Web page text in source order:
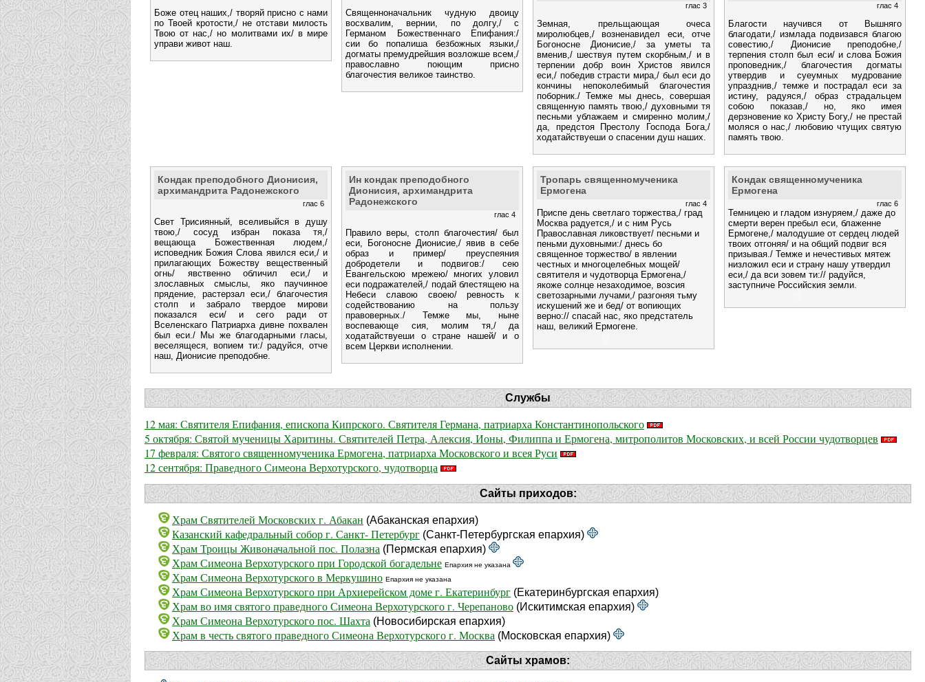
Боже отец наших,/ творяй присно с нами
по Твоей кротости,/ не отстави милость
Твою от нас,/ но молитвами их/ в мире
управи живот наш.
Священноначальник чудную двоицу
восхвалим, вернии, по долгу,/ с
Германом Божественнаго Епифания:/
сии бо попалиша безбожных языки,/
догматы премудрейшия возложше всем,/
православно поющим присно
благочестия великое таинство.
глас 3
Земная, прельщающая очеса
миролюбцев,/ возненавидел еси, отче
Богоносне Дионисие,/ за уметы та
вменив,/ шествуя путем скорбным,/ и в
терпении добр воин Христов явился
еси,/ победив страсти мира,/ был еси до
кончины непоколебимый благочестия
поборник./ Темже мы днесь, совершая
священную память твою,/ духовными тя
песньми ублажаем и смиренно молим,/
да, предстоя Престолу Господа Бога,/
ходатайствуеши о спасении душ наших.
глас 4
Благости научився от Вышняго
благодати,/ измлада подвизався благою
совестию,/ Дионисие преподобне,/
терпения столп был еси/ и слова Божия
проповедник,/ благочестия догматы
утвердив и суеумных мудрование
упразднив,/ темже и пострадал еси за
истину, радуяся,/ образ страдальцем
собою показав,/ но, яко имея
дерзновение ко Христу Богу,/ не престай
моляся о нас,/ любовию чтущих святую
память твою.
Кондак преподобного Дионисия,
архимандрита Радонежского
глас 6
Свет Трисиянный, вселивыйся в душу
твою,/ сосуд избран показа тя,/
вещающа Божественная людем,/
исповедник Божия Слова явился еси,/ и
прилагающих Божеству вещественный
огнь/ явственно обличил еси,/ и
злославных смыслы, яко паучинное
прядение, растерзал еси,/ благочестия
столп и забрало твердое мирови
показался еси/ и сего ради от
Вселенскаго Патриарха дивне похвален
был еси./ Мы же благодарными гласы,
веселящеся, вопием ти:/ радуйся, отче
наш, Дионисие преподобне.
Ин кондак преподобного
Дионисия, архимандрита
Радонежского
глас 4
Правило веры, столп благочестия/ был
еси, Богоносне Дионисие,/ явив в себе
образ и пример/ преуспеяния
добродетели и подвигов:/ сею
Евангельскою мрежею/ многих уловил
еси подражателей,/ подай блестящею на
Небеси славою своею/ ревность к
содействованию на пользу
правоверных./ Темже мы, ныне
воспевающе сия, молим тя,/ да
ходатайствуеши о стране нашей/ и о
всем Церкви исполнении.
Тропарь священномученика
Ермогена
глас 4
Приспе день светлаго торжества,/ град
Москва радуется,/ и с ним Русь
Православная ликовствует/ песньми и
пеньми духовными:/ днесь бо
священное торжество/ в явлении
честных и многоцелебных мощей/
святителя и чудотворца Ермогена,/
якоже солнце незаходимое, возсия
светозарными лучами,/ разгоняя тьму
искушений же и бед/ от вопиющих
верно:// спасай нас, яко предстатель
наш, великий Ермогене.
Кондак священномученика
Ермогена
глас 6
Темницею и гладом изнуряем,/ даже до
смерти верен пребыл еси, блаженне
Ермогене,/ малодушие от сердец людей
твоих отгоняя/ и на общий подвиг вся
призывая./ Темже и нечестивых мятеж
низложил еси и страну нашу утвердил
еси,/ да вси зовем ти:// радуйся,
заступниче Российския земли.
Службы
12 мая: Святителя Епифания, епископа Кипрского. Святителя Германа, патриарха Константинопольского
5 октября: Святой мученицы Харитины. Святителей Петра, Алексия, Ионы, Филиппа и Ермогена, митрополитов Московских, и всей России чудотворцев
17 февраля: Святого священномученика Ермогена, патриарха Московского и всея Руси
12 сентября: Праведного Симеона Верхотурского, чудотворца
Сайты приходов:
Храм Святителей Московских г. Абакан (Абаканская епархия)
Казанский кафедральный собор г. Санкт- Петербург (Санкт-Петербургская епархия)
Храм Троицы Живоначальной пос. Полазна (Пермская епархия)
Храм Симеона Верхотурского при Городской богадельне Епархия не указана
Храм Симеона Верхотурского в Меркушино Епархия не указана
Храм Симеона Верхотурского при Архиерейском доме г. Екатеринбург (Екатеринбургская епархия)
Храм во имя святого праведного Симеона Верхотурского г. Черепаново (Искитимская епархия)
Храм Симеона Верхотурского пос. Шахта (Новосибирская епархия)
Храм в честь святого праведного Симеона Верхотурского г. Москва (Московская епархия)
Сайты храмов: